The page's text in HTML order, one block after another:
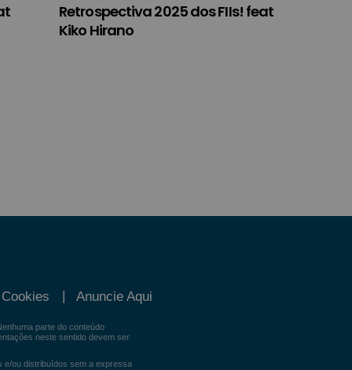
Retrospectiva 2025 dos FIIs! feat
Kiko Hirano
Anuncie Aqui
parte do conteúdo
neste sentido devem ser
e/ou distribuídos sem a expressa